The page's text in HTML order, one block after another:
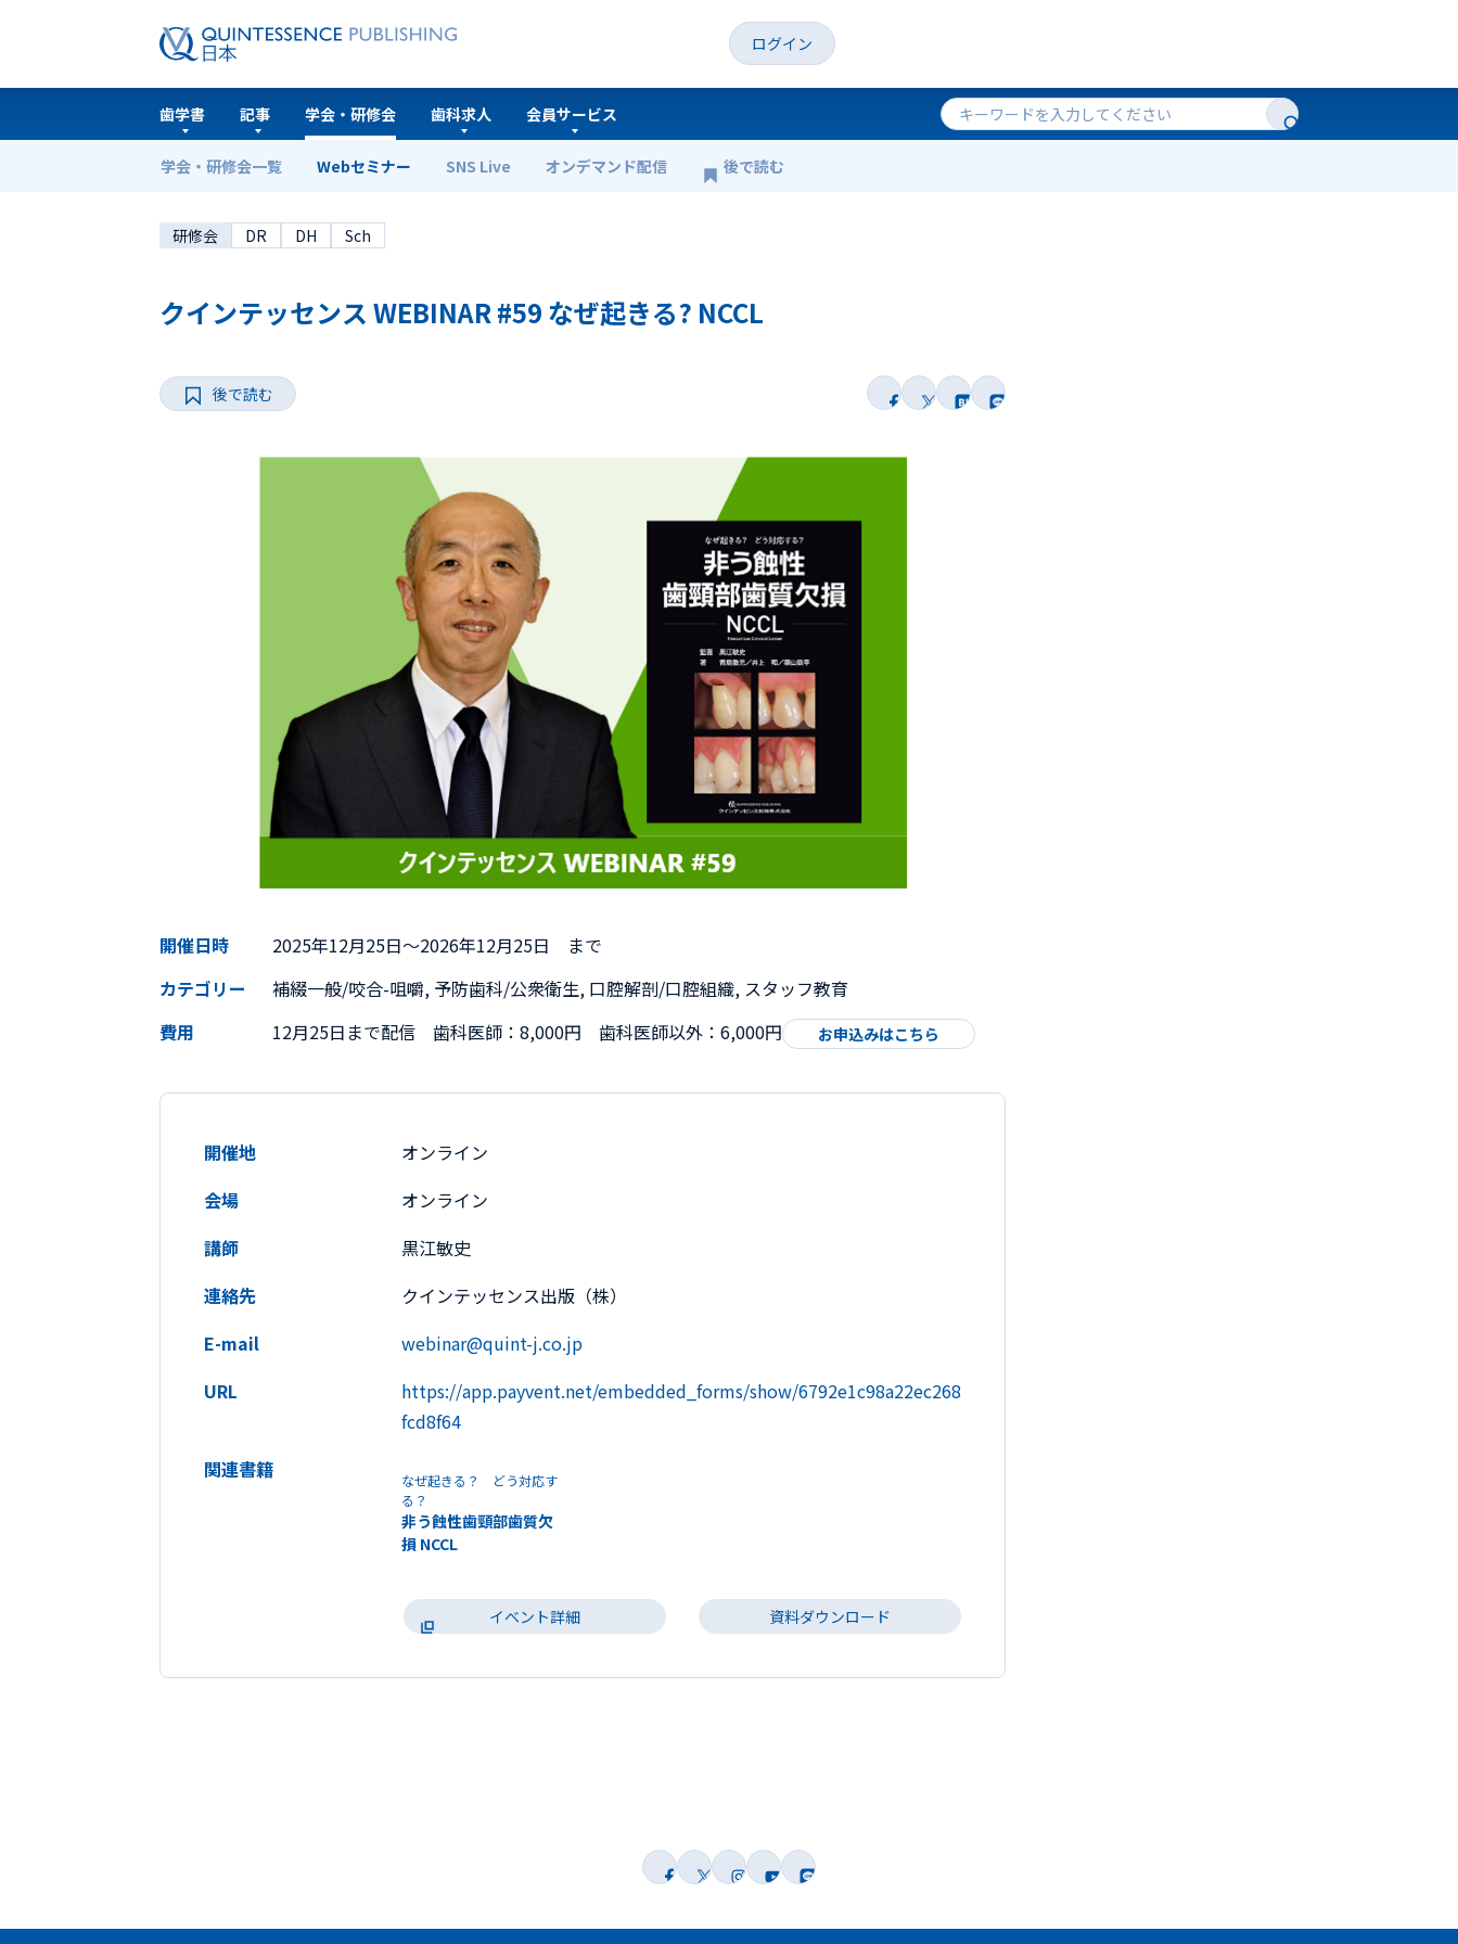
ログイン
歯学書 記事 学会・研修会
学会・研修会一覧 Webセミナー SNS Live オンデマンド配信 後で読む
歯科求人 会員サービス
ホーム Webセミナー クインテッセンス WEBINAR #59 なぜ起きる? NCCL
研修会 DR DH Sch
クインテッセンス WEBINAR #59 なぜ起きる? NCCL
後で読む
開催日時
2025年12月25日〜2026年12月25日 まで
カテゴリー
補綴一般/咬合-咀嚼, 予防歯科/公衆衛生, 口腔解剖/口腔組織, スタッフ教育
費用
12月25日まで配信 歯科医師：8,000円 歯科医師以外：6,000円 お申込みはこちら
開催地
オンライン
会場
オンライン
講師
黒江敏史
連絡先
クインテッセンス出版（株）
E-mail
webinar@quint-j.co.jp
URL
https://app.payvent.net/embedded_forms/show/6792e1c98a22ec268
fcd8f64
関連書籍
なぜ起きる？ どう対応す
る？
非う蝕性歯頸部歯質欠
損 NCCL
イベント詳細 資料ダウンロード